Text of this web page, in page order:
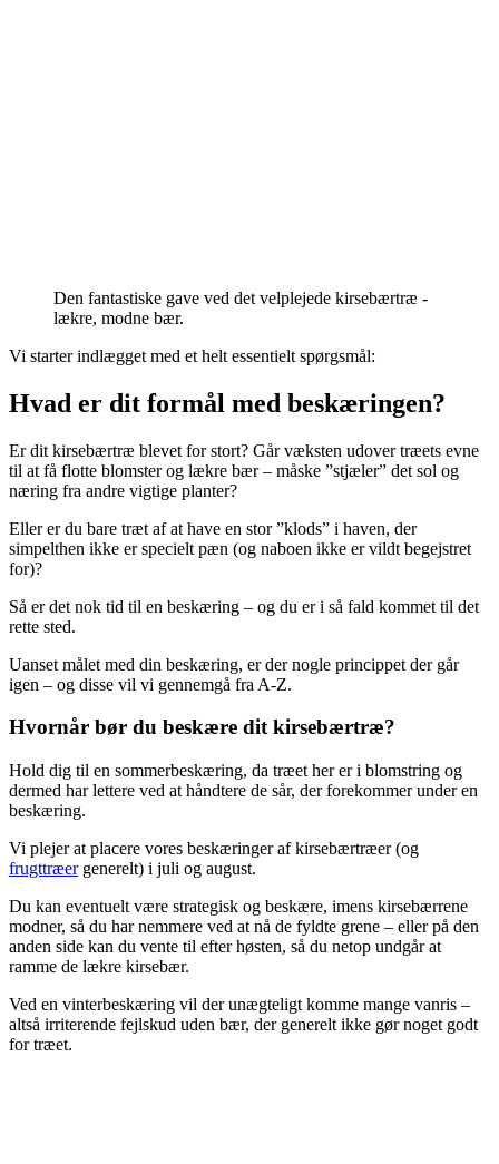
Den fantastiske gave ved det velplejede kirsebærtræ -
lækre, modne bær.
Vi starter indlægget med et helt essentielt spørgsmål:
Hvad er dit formål med beskæringen?
Er dit kirsebærtræ blevet for stort? Går væksten udover træets evne
til at få flotte blomster og lækre bær – måske ”stjæler” det sol og
næring fra andre vigtige planter?
Eller er du bare træt af at have en stor ”klods” i haven, der
simpelthen ikke er specielt pæn (og naboen ikke er vildt begejstret
for)?
Så er det nok tid til en beskæring – og du er i så fald kommet til det
rette sted.
Uanset målet med din beskæring, er der nogle princippet der går
igen – og disse vil vi gennemgå fra A-Z.
Hvornår bør du beskære dit kirsebærtræ?
Hold dig til en sommerbeskæring, da træet her er i blomstring og
dermed har lettere ved at håndtere de sår, der forekommer under en
beskæring.
Vi plejer at placere vores beskæringer af kirsebærtræer (og
frugttræergenerelt) i juli og august.
Du kan eventuelt være strategisk og beskære, imens kirsebærrene
modner, så du har nemmere ved at nå de fyldte grene – eller på den
anden side kan du vente til efter høsten, så du netop undgår at
ramme de lækre kirsebær.
Ved en vinterbeskæring vil der unægteligt komme mange vanris –
altså irriterende fejlskud uden bær, der generelt ikke gør noget godt
for træet.